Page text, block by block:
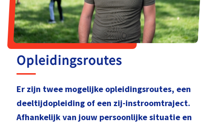
Opleidingsroutes
Er zijn twee mogelijke opleidingsroutes, een
deeltijdopleiding of een zij-instroomtraject.
Afhankelijk van jouw persoonlijke situatie en